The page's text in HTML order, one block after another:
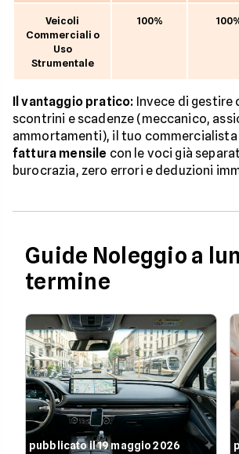
Veicoli
Commerciali o
Uso
Strumentale
100%
Il vantaggio pratico: Invece di gestire
scontrini e scadenze (meccanico,
ammortamenti), il tuo
fattura mensile con le voci già
burocrazia, zero errori e deduzioni
Guide Noleggio a
termine
pubblicato il 19 maggio 2026